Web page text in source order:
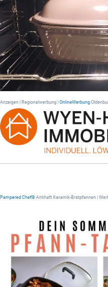
Anzeigen | Regionalwerbung | OnlineWerbung
Pampered Chef® Antihaft Keramik-Bratpfannen |